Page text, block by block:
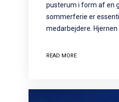
pusterum i form af en
sommerferie er
medarbejdere. Hjernen
READ MORE